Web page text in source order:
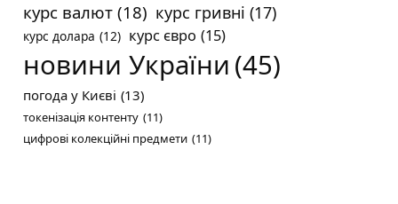
курс валют (18) курс гривні (17)
курс долара (12) курс євро (15)
новини України (45)
погода у Києві (13)
токенізація контенту (11)
цифрові колекційні предмети (11)